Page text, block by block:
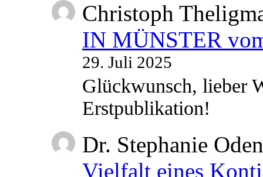
Christoph
IN MÜNSTER
29. Juli 2025
Glückwunsch, lieber
Erstpublikation!
Dr. Stephanie
Vielfalt eines